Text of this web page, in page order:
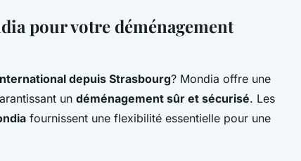
pour votre déménagement
depuis Strasbourg? Mondia offre une
un déménagement sûr et sécurisé. Les
fournissent une flexibilité essentielle pour une